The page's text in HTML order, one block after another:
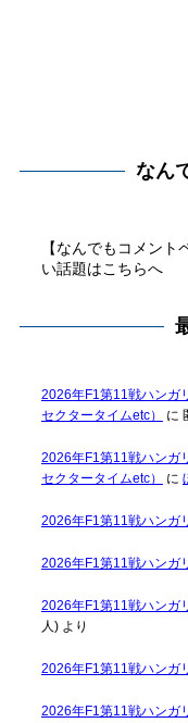
なん
【なんでもコメン
い話題はこちらへ
2026年F1第11戦ハンガ
セクタータイムetc）
に
2026年F1第11戦ハンガ
セクタータイムetc）
に
2026年F1第11戦ハンガ
2026年F1第11戦ハンガ
2026年F1第11戦ハンガ
人)より
2026年F1第11戦ハンガ
2026年F1第11戦ハンガ